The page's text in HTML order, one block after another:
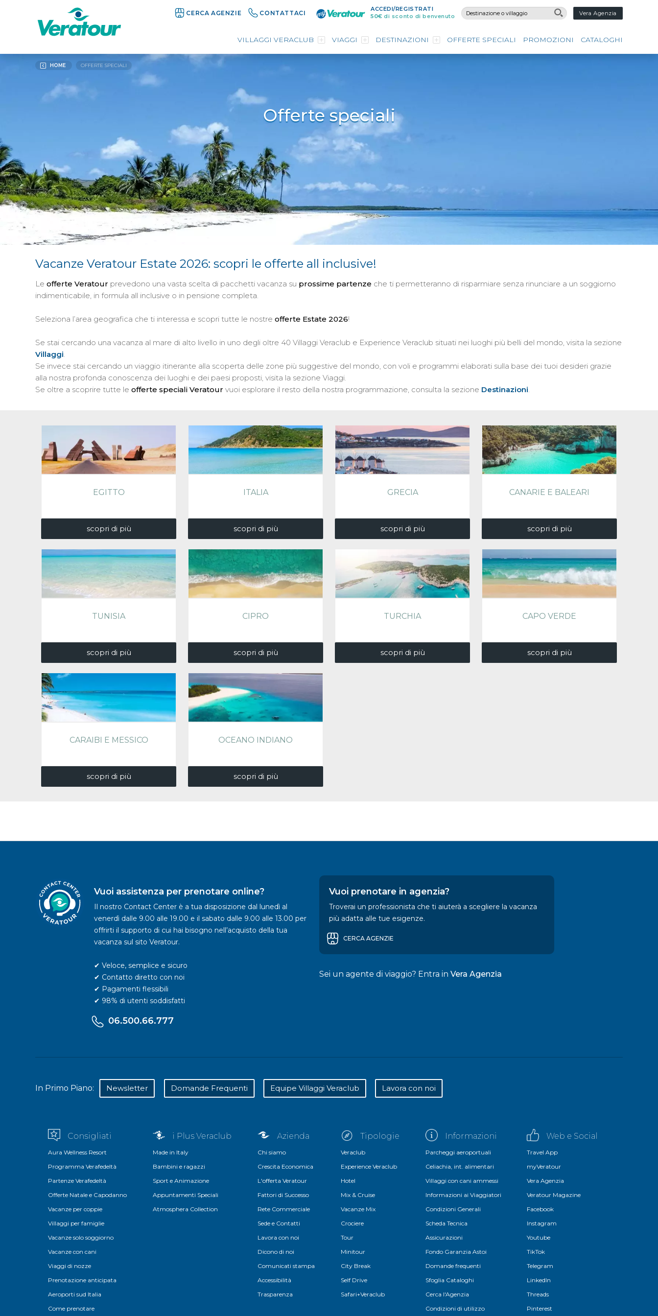
CERCA AGENZIE CONTATTACI
ACCEDI/REGISTRATI
50€ di sconto di benvenuto Vera Agenzia
VILLAGGI VERACLUB VIAGGI DESTINAZIONI OFFERTE SPECIALI PROMOZIONI CATALOGHI
HOME OFFERTE SPECIALI
Offerte speciali
Vacanze Veratour Estate 2026: scopri le offerte all inclusive!
Le offerte Veratour prevedono una vasta scelta di pacchetti vacanza su prossime partenze che ti permetteranno di risparmiare senza rinunciare a un soggiorno
indimenticabile, in formula all inclusive o in pensione completa.
Seleziona l’area geografica che ti interessa e scopri tutte le nostre offerte Estate 2026!
Se stai cercando una vacanza al mare di alto livello in uno degli oltre 40 Villaggi Veraclub e Experience Veraclub situati nei luoghi più belli del mondo, visita la sezione
Villaggi.
Se invece stai cercando un viaggio itinerante alla scoperta delle zone più suggestive del mondo, con voli e programmi elaborati sulla base dei tuoi desideri grazie
alla nostra profonda conoscenza dei luoghi e dei paesi proposti, visita la sezione Viaggi.
Se oltre a scoprire tutte le offerte speciali Veratour vuoi esplorare il resto della nostra programmazione, consulta la sezione Destinazioni.
EGITTO
scopri di più
ITALIA
scopri di più
GRECIA
scopri di più
CANARIE E BALEARI
scopri di più
TUNISIA
scopri di più
CIPRO
scopri di più
TURCHIA
scopri di più
CAPO VERDE
scopri di più
CARAIBI E MESSICO
scopri di più
OCEANO INDIANO
scopri di più
Vuoi assistenza per prenotare online?
Il nostro Contact Center è a tua disposizione dal lunedì al
venerdì dalle 9.00 alle 19.00 e il sabato dalle 9.00 alle 13.00 per
offrirti il supporto di cui hai bisogno nell’acquisto della tua
vacanza sul sito Veratour.
✔ Veloce, semplice e sicuro
✔ Contatto diretto con noi
✔ Pagamenti flessibili
✔ 98% di utenti soddisfatti
06.500.66.777
Vuoi prenotare in agenzia?
Troverai un professionista che ti aiuterà a scegliere la vacanza
più adatta alle tue esigenze.
CERCA AGENZIE
Sei un agente di viaggio? Entra in Vera Agenzia
In Primo Piano: Newsletter Domande Frequenti Equipe Villaggi Veraclub Lavora con noi
Consigliati
Aura Wellness Resort
Programma Verafedeltà
Partenze Verafedeltà
Offerte Natale e Capodanno
Vacanze per coppie
Villaggi per famiglie
Vacanze solo soggiorno
Vacanze con cani
Viaggi di nozze
Prenotazione anticipata
Aeroporti sud Italia
Come prenotare
i Plus Veraclub
Made in Italy
Bambini e ragazzi
Sport e Animazione
Appuntamenti Speciali
Atmosphera Collection
Azienda
Chi siamo
Crescita Economica
L'offerta Veratour
Fattori di Successo
Rete Commerciale
Sede e Contatti
Lavora con noi
Dicono di noi
Comunicati stampa
Accessibilità
Trasparenza
Tipologie
Veraclub
Experience Veraclub
Hotel
Mix & Cruise
Vacanze Mix
Crociere
Tour
Minitour
City Break
Self Drive
Safari+Veraclub
Informazioni
Parcheggi aeroportuali
Celiachia, int. alimentari
Villaggi con cani ammessi
Informazioni ai Viaggiatori
Condizioni Generali
Scheda Tecnica
Assicurazioni
Fondo Garanzia Astoi
Domande frequenti
Sfoglia Cataloghi
Cerca l'Agenzia
Condizioni di utilizzo
Web e Social
Travel App
myVeratour
Vera Agenzia
Veratour Magazine
Facebook
Instagram
Youtube
TikTok
Telegram
LinkedIn
Threads
Pinterest